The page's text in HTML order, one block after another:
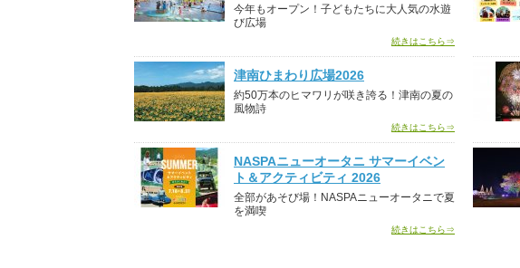
今年もオープン！子どもたちに大人気の水遊
び広場
続きはこちら⇒
津南ひまわり広場2026
約50万本のヒマワリが咲き誇る！津南の夏の
風物詩
続きはこちら⇒
NASPAニューオータニ サマーイベン
ト＆アクティビティ 2026
全部があそび場！NASPAニューオータニで夏
を満喫
続きはこちら⇒